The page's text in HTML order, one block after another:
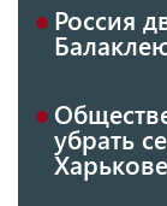
Россия
убрать
Харькове